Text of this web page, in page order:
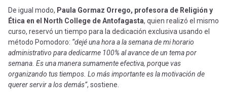
De igual modo, Paula Gormaz Orrego, profesora de Religión y
Ética en el North College de Antofagasta, quien realizó el mismo
curso, reservó un tiempo para la dedicación exclusiva usando el
método Pomodoro: “dejé una hora a la semana de mi horario
administrativo para dedicarme 100% al avance de un tema por
semana. Es una manera sumamente efectiva, porque vas
organizando tus tiempos. Lo más importante es la motivación de
querer servir a los demás”, sostiene.